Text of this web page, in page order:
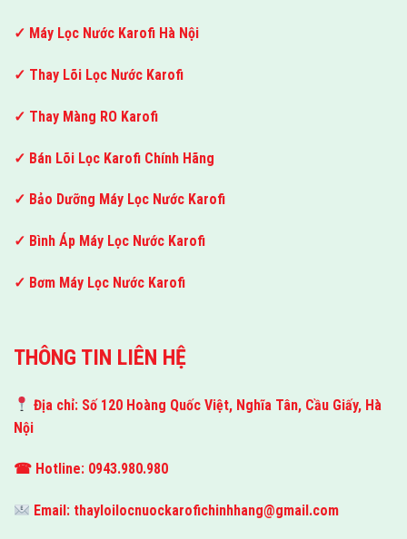
✓ Máy Lọc Nước Karofi Hà Nội
✓ Thay Lõi Lọc Nước Karofi
✓ Thay Màng RO Karofi
✓ Bán Lõi Lọc Karofi Chính Hãng
✓ Bảo Dưỡng Máy Lọc Nước Karofi
✓ Bình Áp Máy Lọc Nước Karofi
✓ Bơm Máy Lọc Nước Karofi
THÔNG TIN LIÊN HỆ
Địa chỉ: Số 120 Hoàng Quốc Việt, Nghĩa Tân, Cầu Giấy, Hà
Nội
☎ Hotline: 0943.980.980
Email: thayloilocnuockarofichinhhang@gmail.com